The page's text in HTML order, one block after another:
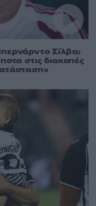
Σίλβα:
στις διακοπές